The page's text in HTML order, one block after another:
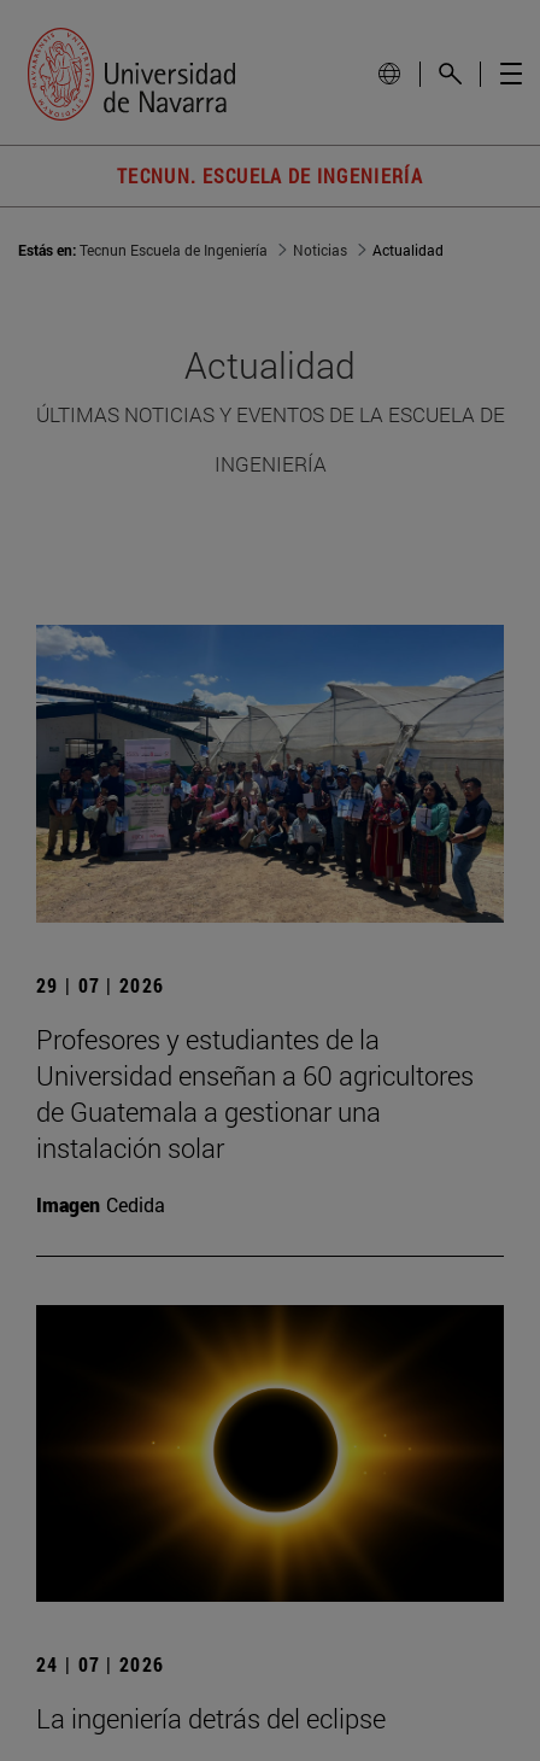
TECNUN. ESCUELA DE INGENIERÍA
Estás en:Tecnun Escuela de Ingeniería Noticias Actualidad
Actualidad
ÚLTIMAS NOTICIAS Y EVENTOS DE LA ESCUELA DE
INGENIERÍA
29 | 07 | 2026
Profesores y estudiantes de la
Universidad enseñan a 60 agricultores
de Guatemala a gestionar una
instalación solar
Imagen Cedida
24 | 07 | 2026
La ingeniería detrás del eclipse